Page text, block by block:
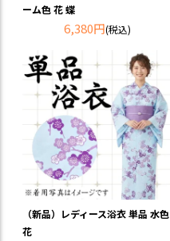
ーム色 花 蝶
6,380円(税込)
（新品）レディース浴衣 単品 水色
花